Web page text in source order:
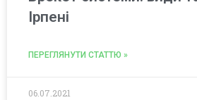
Ірпені
ПЕРЕГЛЯНУТИ СТАТТЮ »
06.07.2021